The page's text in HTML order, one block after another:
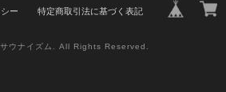
ー 特定商取引法に基づく表記
ウナイズム. All Rights Reserved.